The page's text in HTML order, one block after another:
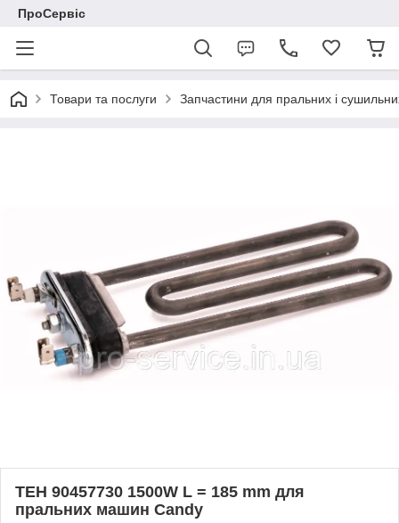
ПроСервіс
Товари та послуги Запчастини для пральних і
ТЕН 90457730 1500W L = 185 mm для
пральних машин Candy